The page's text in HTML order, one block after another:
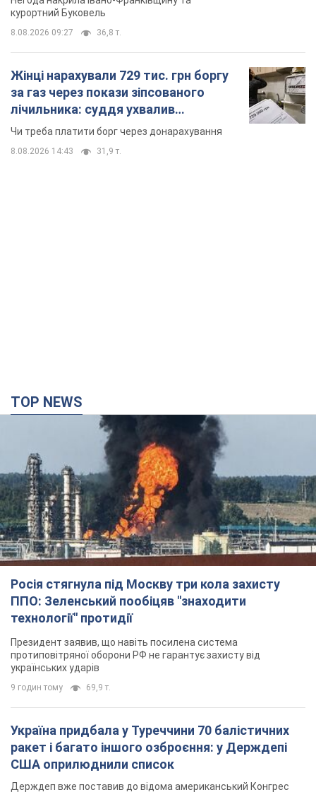
курортний Буковель
8.08.2026 09:27 36,8 т.
Жінці нарахували 729 тис. грн боргу
за газ через покази зіпсованого
лічильника: суддя ухвалив
неочікуване рішення
Чи треба платити борг через донарахування
8.08.2026 14:43 31,9 т.
TOP NEWS
Росія стягнула під Москву три кола захисту
ППО: Зеленський пообіцяв "знаходити
технології" протидії
Президент заявив, що навіть посилена система
протиповітряної оборони РФ не гарантує захисту від
українських ударів
9 годин тому 69,9 т.
Україна придбала у Туреччини 70 балістичних
ракет і багато іншого озброєння: у Держдепі
США оприлюднили список
Держдеп вже поставив до відома американський Конгрес